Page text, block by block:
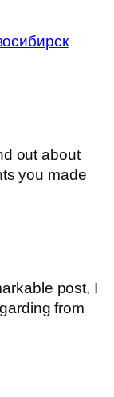
out about
you made
post, I
from